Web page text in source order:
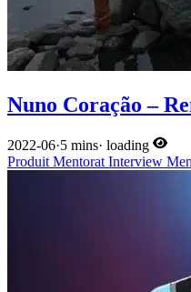
Nuno Coração –
2022-06·5 mins· loading
Produit Mentorat Interview